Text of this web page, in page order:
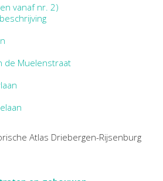
vanaf nr. 2)
de Muelenstraat
Atlas Driebergen-Rijsenburg